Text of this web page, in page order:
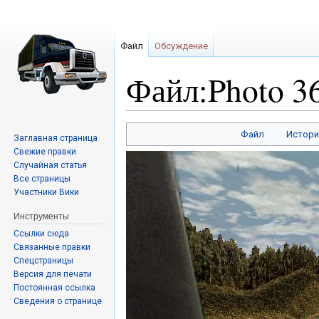
Файл:Photo
к
навигации
к
Файл
Файл Обсуждение
Заглавная страница
Свежие правки
Случайная статья
Все страницы
Участники Вики
Инструменты
Ссылки сюда
Связанные правки
Спецстраницы
Версия для печати
Постоянная ссылка
Сведения о странице